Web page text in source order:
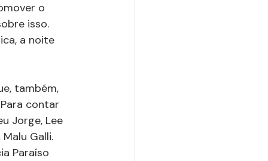
o
isso.
a noite
também,
contar
Jorge, Lee
Galli.
Paraíso